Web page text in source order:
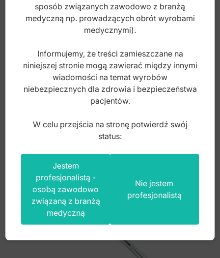
Impactor for dynamic hip screws with
Index: U-2320
sposób związanych zawodowo z branżą
medyczną np. prowadzących obrót wyrobami
medycznymi).
Informujemy, że treści zamieszczane na
niniejszej stronie mogą zawierać między innymi
wiadomości na temat wyrobów
niebezpiecznych dla zdrowia i bezpieczeństwa
pacjentów.
W celu przejścia na stronę potwierdź swój
status:
Jestem
profesjonalistą -
osobą zawodowo
związaną z branżą
medyczną
Nie jestem
profesjonalistą